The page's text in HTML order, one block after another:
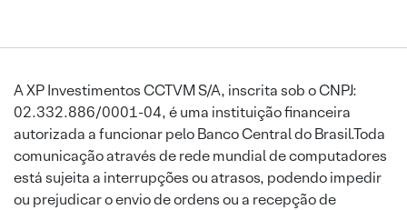
A XP Investimentos CCTVM S/A, inscrita sob o CNPJ:
02.332.886/0001-04, é uma instituição financeira
autorizada a funcionar pelo Banco Central do Brasil.Toda
comunicação através de rede mundial de computadores
está sujeita a interrupções ou atrasos, podendo impedir
ou prejudicar o envio de ordens ou a recepção de